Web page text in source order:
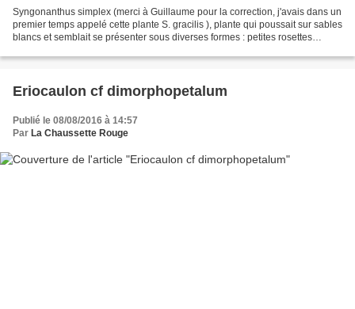
Syngonanthus simplex (merci à Guillaume pour la correction, j'avais dans un
premier temps appelé cette plante S. gracilis ), plante qui poussait sur sables
blancs et semblait se présenter sous diverses formes : petites rosettes
Eriocaulon cf dimorphopetalum
Publié le 08/08/2016 à 14:57
Par La Chaussette Rouge